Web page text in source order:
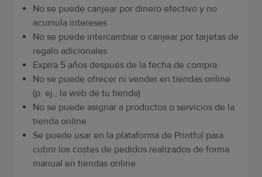
No se puede canjear por dinero efectivo y no
acumula intereses
No se puede intercambiar o canjear por tarjetas de
regalo adicionales
Expira 5 años después de la fecha de compra
No se puede ofrecer ni vender en tiendas online
(p. ej., la web de tu tienda)
No se puede asignar a productos o servicios de la
tienda online
Se puede usar en la plataforma de Printful para
cubrir los costes de pedidos realizados de forma
manual en tiendas online